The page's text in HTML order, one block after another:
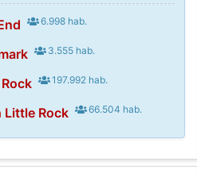
6.998 hab.
3.555 hab.
197.992 hab.
Little Rock 66.504 hab.